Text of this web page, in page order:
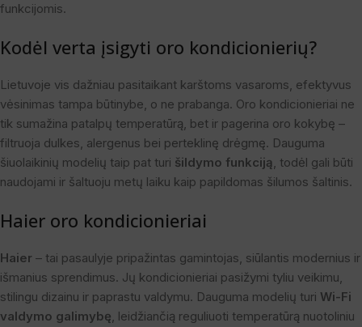
funkcijomis.
Kodėl verta įsigyti oro kondicionierių?
Lietuvoje vis dažniau pasitaikant karštoms vasaroms, efektyvus
vėsinimas tampa būtinybe, o ne prabanga. Oro kondicionieriai ne
tik sumažina patalpų temperatūrą, bet ir pagerina oro kokybę –
filtruoja dulkes, alergenus bei perteklinę drėgmę. Dauguma
šiuolaikinių modelių taip pat turi šildymo funkciją, todėl gali būti
naudojami ir šaltuoju metų laiku kaip papildomas šilumos šaltinis.
Haier oro kondicionieriai
Haier – tai pasaulyje pripažintas gamintojas, siūlantis modernius ir
išmanius sprendimus. Jų kondicionieriai pasižymi tyliu veikimu,
stilingu dizainu ir paprastu valdymu. Dauguma modelių turi Wi-Fi
valdymo galimybę, leidžiančią reguliuoti temperatūrą nuotoliniu